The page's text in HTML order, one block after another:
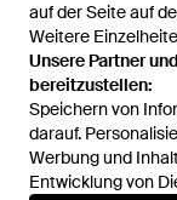
auf der Seite auf
Weitere
Unsere Partner
bereitzustellen:
Speichern von
darauf.
Werbung und
Entwicklung von